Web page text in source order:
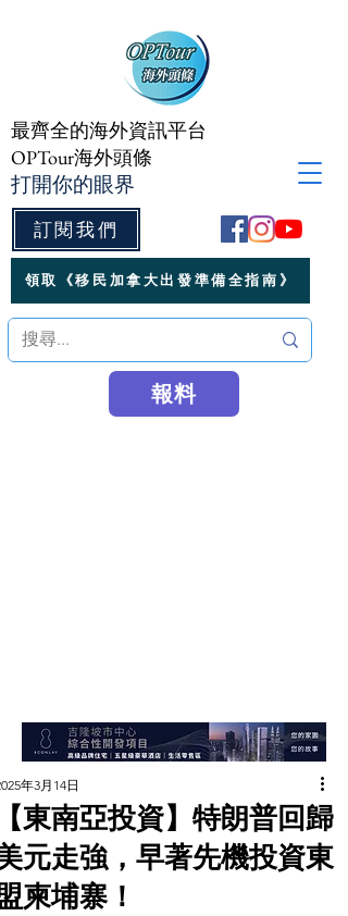
訂閱我們
最齊全的海外資訊平台
OPTour海外頭條
打開你的眼界
領取《移民加拿大出發準備全指南》
報料
東南亞投資】特朗普回歸
元走強，早著先機投資東
柬埔寨！
年3月14日